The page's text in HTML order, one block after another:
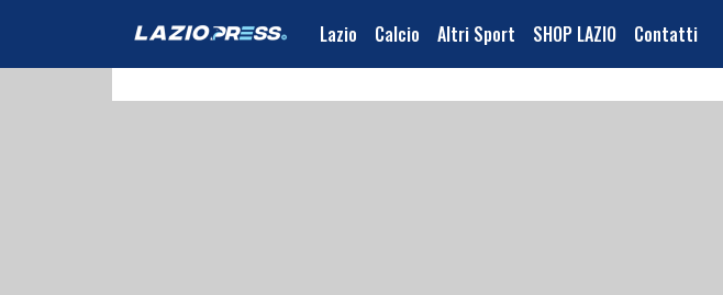
Lazio Calcio Altri Sport SHOP LAZIO Contatti